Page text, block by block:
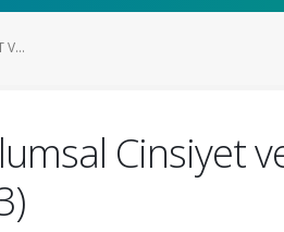
V...
Cinsiyet